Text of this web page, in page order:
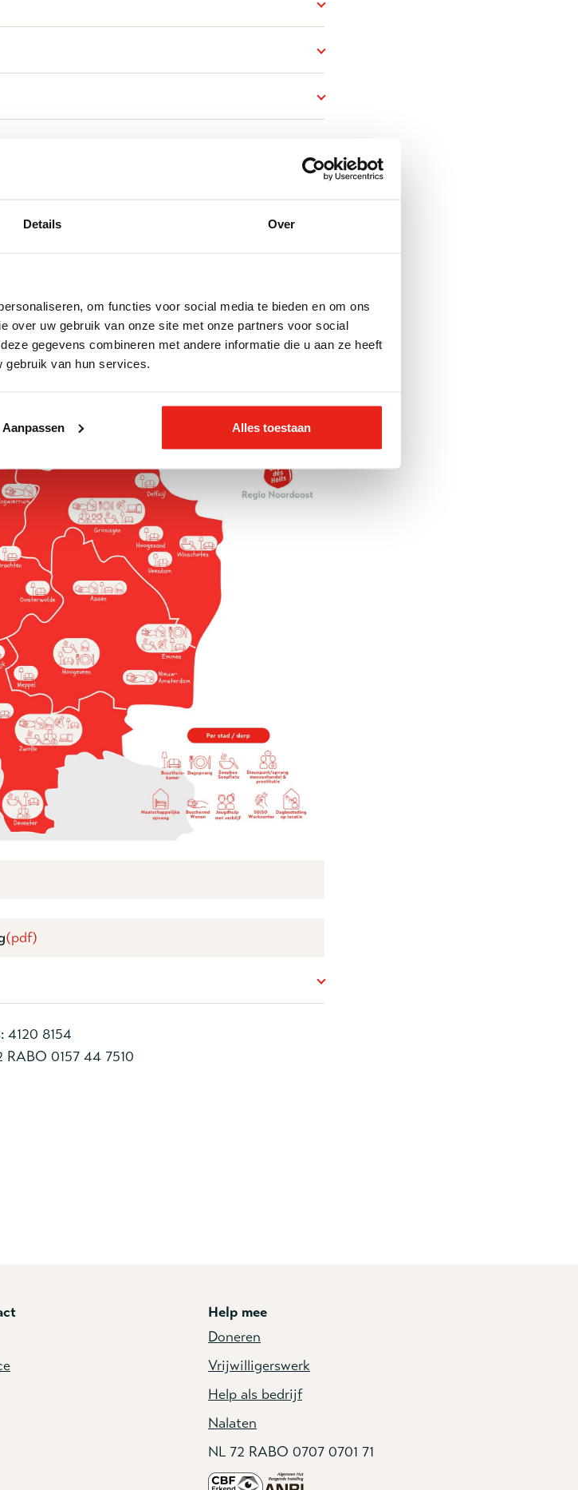
Details Over
om functies voor social media te bieden en om ons
over uw gebruik van onze site met onze partners voor social
gegevens combineren met andere informatie die u aan ze heeft
gebruik van hun services.
Aanpassen Alles toestaan
hulpvraag?
van onze zorglocaties:
vraag?
tijdens kantooruren.
(pdf)
4120 8154
0157 44 7510
Help mee
Doneren
Vrijwilligerswerk
Help als bedrijf
Nalaten
NL 72 RABO 0707 0701 71